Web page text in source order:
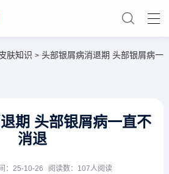
肤知识 > 头部银屑病消退期 头部银屑病一
期 头部银屑病一直不
消退
：25-10-26 阅读数：107人阅读